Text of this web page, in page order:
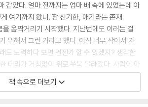
같았다. 얼마 전까지는 엄마 배 속에 있었는데 이
여기까지 왔니. 참 신기한, 애기라는 존재.
옴짝거리기 시작했다. 지난번에도 이러는 걸
위해서 그런 거라고 했다. 아직 너무 작아서 가
도 노력하다 보면 언젠가 할 수 있겠지? 생각한
머리가 거침없이 위로 쑤욱 올라갔다. 사람이 아
이 나오지 않았다.
책 속으로 더보기